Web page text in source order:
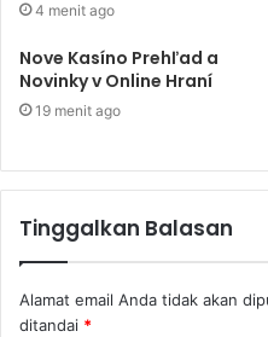
4 menit ago
Nove Kasíno Prehľad a
Novinky v Online Hraní
19 menit ago
Tinggalkan Balasan
Alamat email Anda tidak akan
ditandai *